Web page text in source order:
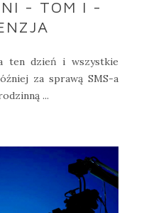
- TOM I -
ten dzień i wszystkie
za sprawą SMS-a
...